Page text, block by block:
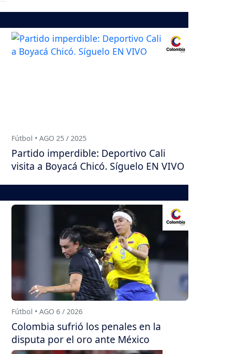
Fútbol • AGO 25 / 2025
Partido imperdible: Deportivo Cali
visita a Boyacá Chicó. Síguelo EN VIVO
Fútbol • AGO 6 / 2026
Colombia sufrió los penales en la
disputa por el oro ante México